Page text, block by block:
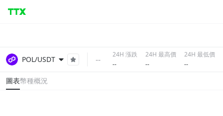
POL/USDT --
24H 漲跌
--
24H 最高價
--
24H 最低價
--
圖表幣種概況